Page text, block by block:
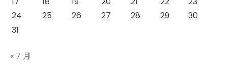
24
25 26 27 28 29
30
31
« 7 月